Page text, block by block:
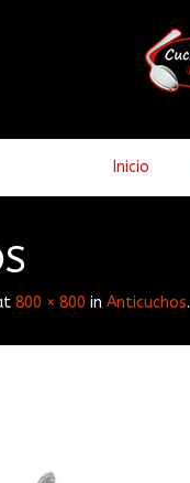
Inicio
800 × 800 in Anticuchos.